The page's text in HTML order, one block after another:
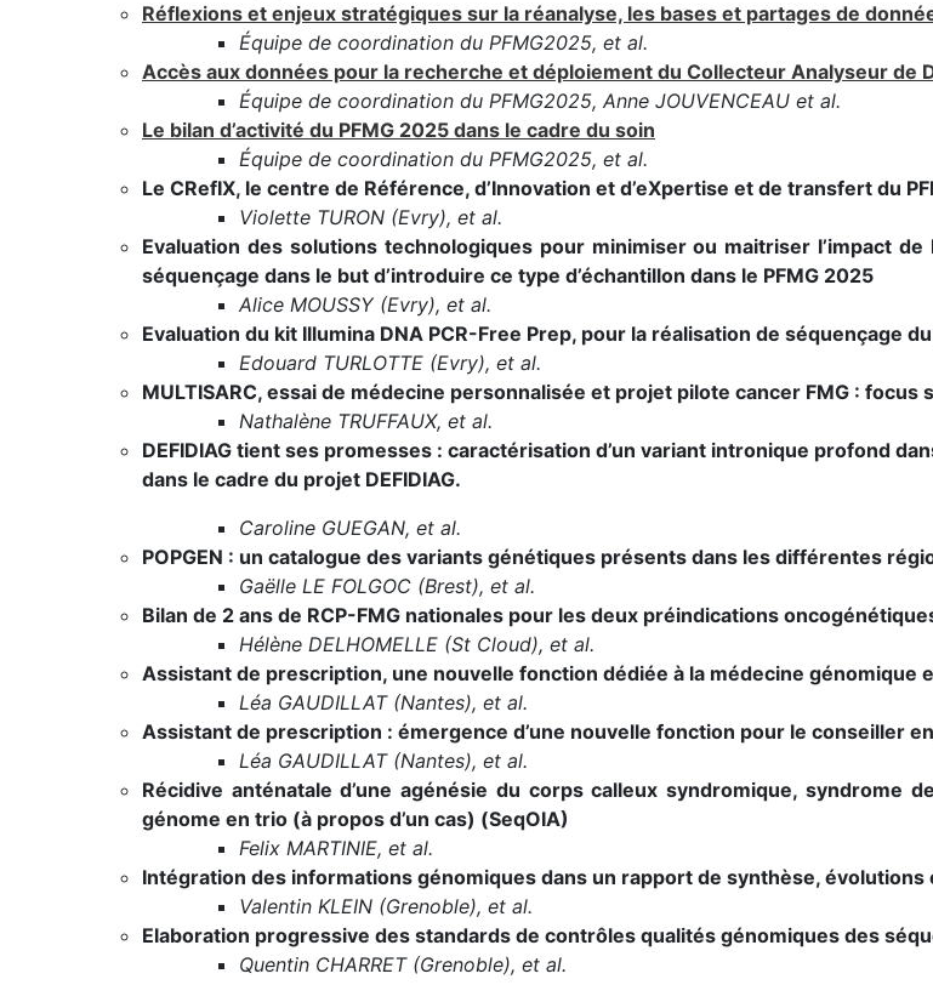
Réflexions et enjeux stratégiques sur la réanalyse, les bases et partages de
Équipe de coordination du PFMG2025, et al.
Accès aux données pour la recherche et déploiement du Collecteur Analyseur de
Équipe de coordination du PFMG2025, Anne JOUVENCEAU et al.
Le bilan d’activité du PFMG 2025 dans le cadre du soin
Équipe de coordination du PFMG2025, et al.
Le CRefIX, le centre de Référence, d’Innovation et d’eXpertise et de transfert du
Violette TURON (Evry), et al.
Evaluation des solutions technologiques pour minimiser ou maitriser l’impact
séquençage dans le but d’introduire ce type d’échantillon dans le PFMG 2025
Alice MOUSSY (Evry), et al.
Evaluation du kit Illumina DNA PCR-Free Prep, pour la réalisation de séquençage
Edouard TURLOTTE (Evry), et al.
MULTISARC, essai de médecine personnalisée et projet pilote cancer FMG : focus
Nathalène TRUFFAUX, et al.
DEFIDIAG tient ses promesses : caractérisation d’un variant intronique profond
dans le cadre du projet DEFIDIAG.
Caroline GUEGAN, et al.
POPGEN : un catalogue des variants génétiques présents dans les différentes
Gaëlle LE FOLGOC (Brest), et al.
Bilan de 2 ans de RCP-FMG nationales pour les deux préindications
Hélène DELHOMELLE (St Cloud), et al.
Assistant de prescription, une nouvelle fonction dédiée à la médecine génomique
Léa GAUDILLAT (Nantes), et al.
Assistant de prescription : émergence d’une nouvelle fonction pour le conseiller
Léa GAUDILLAT (Nantes), et al.
Récidive anténatale d’une agénésie du corps calleux syndromique,
génome en trio (à propos d’un cas) (SeqOIA)
Felix MARTINIE, et al.
Intégration des informations génomiques dans un rapport de synthèse,
Valentin KLEIN (Grenoble), et al.
Elaboration progressive des standards de contrôles qualités génomiques des
Quentin CHARRET (Grenoble), et al.